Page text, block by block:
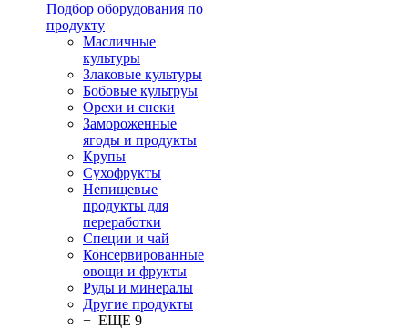
Подбор оборудования по
продукту
Масличные
культуры
Злаковые культуры
Бобовые культруы
Орехи и снеки
Замороженные
ягоды и продукты
Крупы
Сухофрукты
Непищевые
продукты для
переработки
Специи и чай
Консервированные
овощи и фрукты
Руды и минералы
Другие продукты
+ ЕЩЕ 9